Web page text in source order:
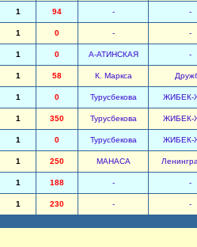
1 94 - -
1 0 - -
1 0 А-АТИНСКАЯ -
1 58 К. Маркса
1 0 Турусбекова ЖИБЕК-
1 350 Турусбекова ЖИБЕК-
1 0 Турусбекова ЖИБЕК-
1 250 МАНАСА
1 188 - -
1 230 - -